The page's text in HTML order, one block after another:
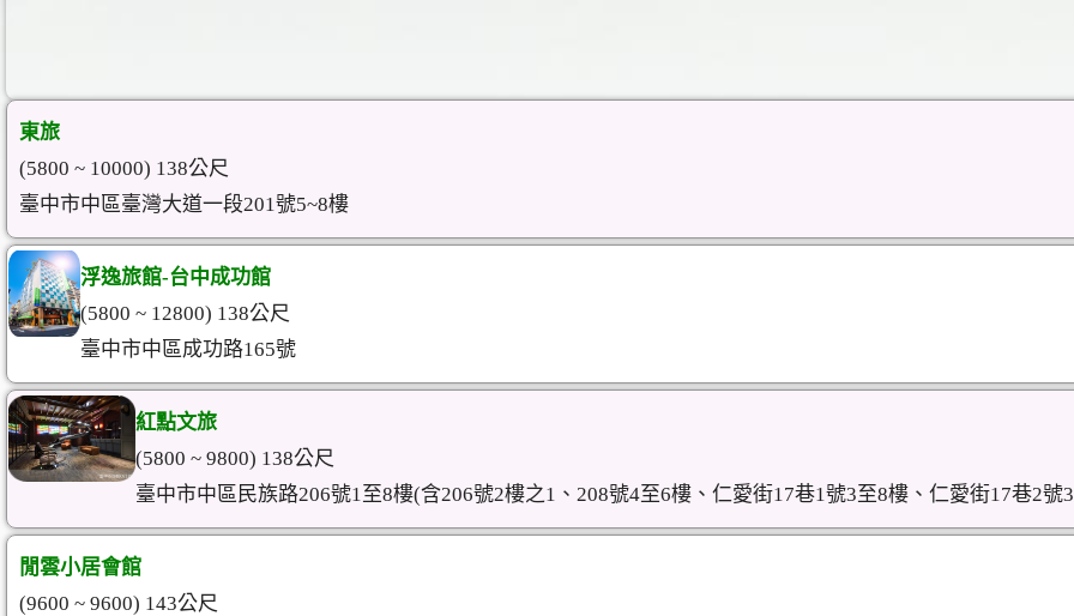
東旅
(5800 ~ 10000) 138公尺
臺中市中區臺灣大道一段201號5~8樓
浮逸旅館-台中成功館
(5800 ~ 12800) 138公尺
臺中市中區成功路165號
紅點文旅
(5800 ~ 9800) 138公尺
臺中市中區民族路206號1至8樓(含206號2樓之1、208號4至6樓、仁愛街17巷1號3至8樓、仁愛街17巷2號
閒雲小居會館
(9600 ~ 9600) 143公尺